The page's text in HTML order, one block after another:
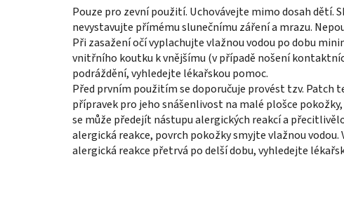
Pouze pro zevní použití. Uchovávejte mimo dosah dětí.
nevystavujte přímému slunečnímu záření a mrazu.
Při zasažení očí vyplachujte vlažnou vodou po dobu
vnitřního koutku k vnějšímu (v případě nošení
podráždění, vyhledejte lékařskou pomoc.
Před prvním použitím se doporučuje provést tzv.
přípravek pro jeho snášenlivost na malé plošce
se může předejít nástupu alergických reakcí a
alergická reakce, povrch pokožky smyjte vlažnou
alergická reakce přetrvá po delší dobu, vyhledejte